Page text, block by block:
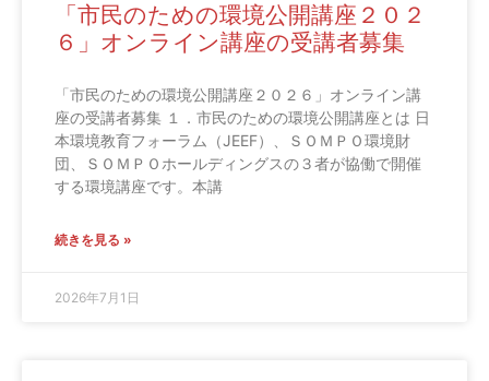
「市民のための環境公開講座２０２
６」オンライン講座の受講者募集
「市民のための環境公開講座２０２６」オンライン講
座の受講者募集 １．市民のための環境公開講座とは 日
本環境教育フォーラム（JEEF）、ＳＯＭＰＯ環境財
団、ＳＯＭＰＯホールディングスの３者が協働で開催
する環境講座です。本講
続きを見る »
2026年7月1日